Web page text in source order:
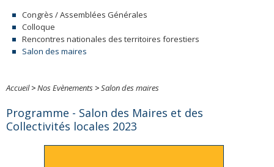
Congrès / Assemblées Générales
Colloque
Rencontres nationales des territoires forestiers
Salon des maires
Accueil>Nos Evènements >Salon des maires
Programme - Salon des Maires et des
Collectivités locales 2023